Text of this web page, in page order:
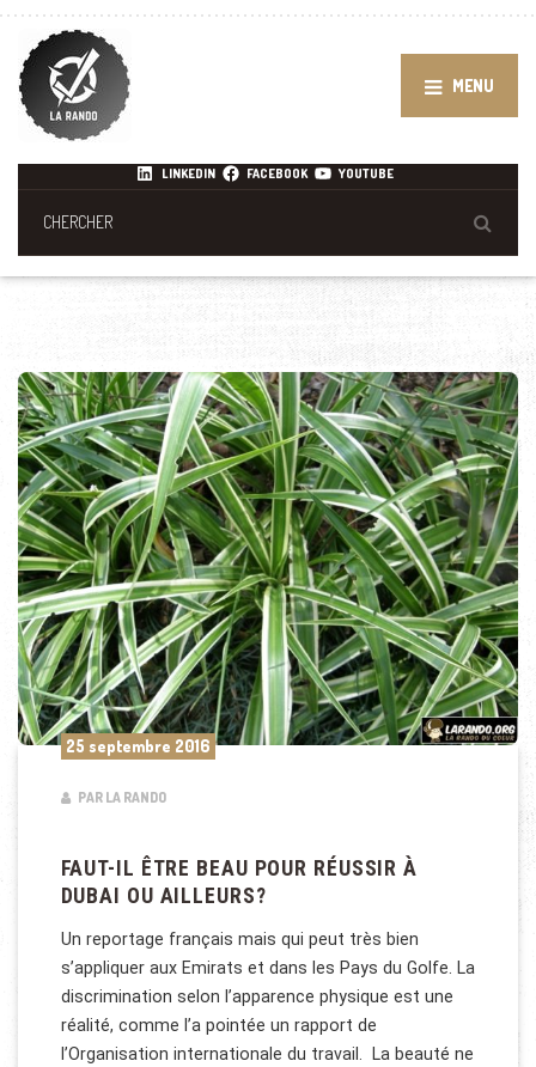
MENU
LINKEDIN FACEBOOK YOUTUBE
25 septembre 2016
PAR LA RANDO
FAUT-IL ÊTRE BEAU POUR RÉUSSIR À
DUBAI OU AILLEURS?
Un reportage français mais qui peut très bien
s’appliquer aux Emirats et dans les Pays du Golfe. La
discrimination selon l’apparence physique est une
réalité, comme l’a pointée un rapport de
l’Organisation internationale du travail. La beauté ne